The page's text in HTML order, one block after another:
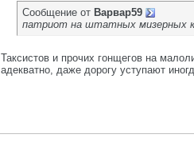
Сообщение от Варвар59
патриот на штатных мизерных
Таксистов и прочих гонщегов на
адекватно, даже дорогу уступают